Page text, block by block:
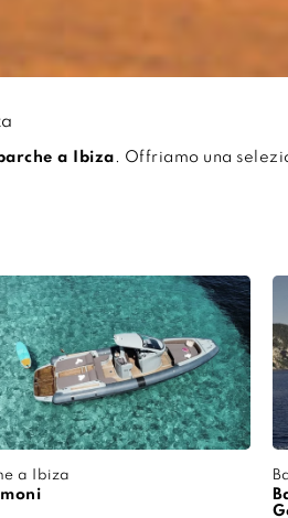
a Ibiza . Offriamo una
a Ibiza